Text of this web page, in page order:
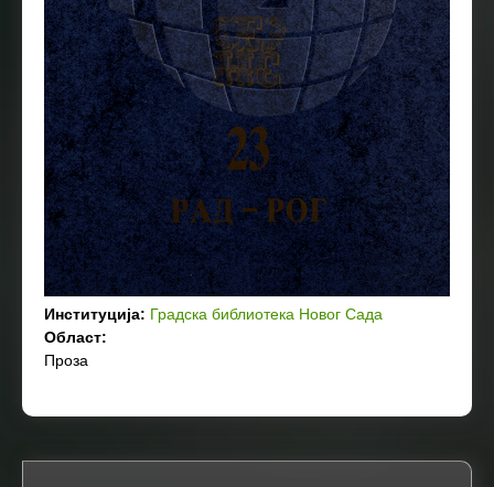
Институција: Градска библиотека Новог Сада
Област:
Проза